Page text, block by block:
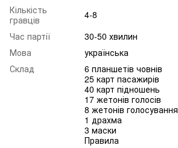
Кількість
гравців
4-8
Час партії
30-50 хвилин
Мова
українська
Склад
6 планшетів човнів
25 карт пасажирів
40 карт підношень
17 жетонів голосів
8 жетонів голосування
1 драхма
3 маски
Правила